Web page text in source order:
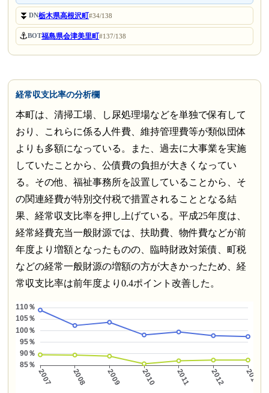
⏬DN栃木県高根沢町#34/138
⚓BOT福島県会津美里町#137/138
経常収支比率の分析欄
本町は、清掃工場、し尿処理場などを単独で保有して
おり、これらに係る人件費、維持管理費等が類似団体
よりも多額になっている。また、過去に大事業を実施
していたことから、公債費の負担が大きくなってい
る。その他、福祉事務所を設置していることから、そ
の関連経費が特別交付税で措置されることとなる結
果、経常収支比率を押し上げている。平成25年度は、
経常経費充当一般財源では、扶助費、物件費などが前
年度より増額となったものの、臨時財政対策債、町税
などの経常一般財源の増額の方が大きかったため、経
常収支比率は前年度より0.4ポイント改善した。